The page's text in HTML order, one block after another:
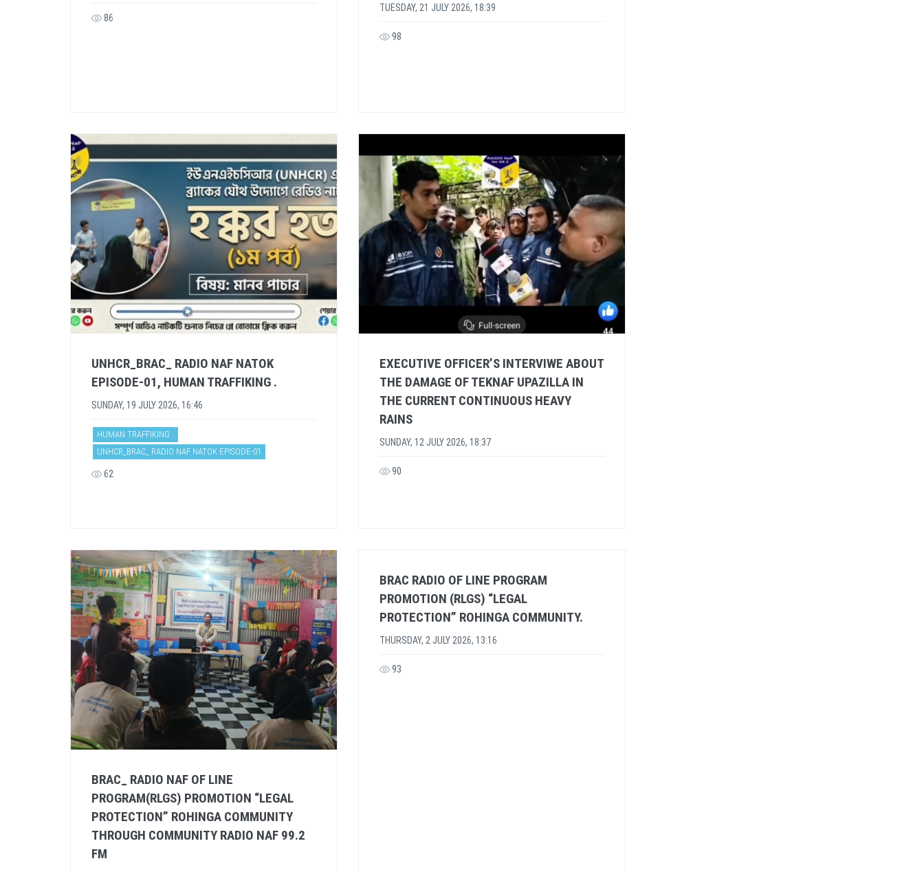
86
TUESDAY, 21 JULY 2026, 18:39
98
UNHCR_BRAC_ RADIO NAF NATOK
EPISODE-01, HUMAN TRAFFIKING .
SUNDAY, 19 JULY 2026, 16:46
HUMAN TRAFFIKING .
UNHCR_BRAC_ RADIO NAF NATOK EPISODE-01
62
EXECUTIVE OFFICER’S INTERVIWE ABOUT
THE DAMAGE OF TEKNAF UPAZILLA IN
THE CURRENT CONTINUOUS HEAVY
RAINS
SUNDAY, 12 JULY 2026, 18:37
90
BRAC_ RADIO NAF OF LINE
PROGRAM(RLGS) PROMOTION “LEGAL
PROTECTION” ROHINGA COMMUNITY
THROUGH COMMUNITY RADIO NAF 99.2
FM
BRAC RADIO OF LINE PROGRAM
PROMOTION (RLGS) “LEGAL
PROTECTION” ROHINGA COMMUNITY.
THURSDAY, 2 JULY 2026, 13:16
93